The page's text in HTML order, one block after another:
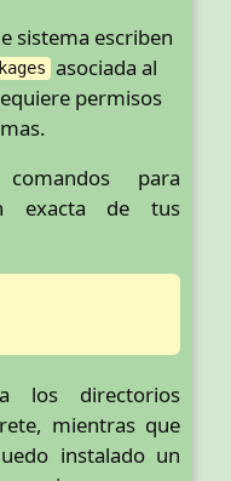
sistema escriben
asociada al
permisos
para
exacta de tus
los directorios
mientras que
instalado un